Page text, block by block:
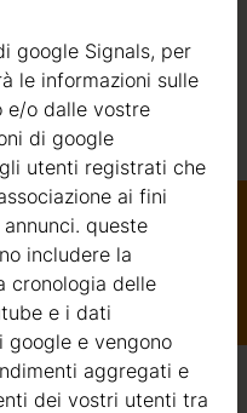
57
42+10
37+10
10
10 gradi
google Signals, per
le informazioni sulle
e/o dalle vostre
di google
utenti registrati che
ai fini
queste
includere la
cronologia delle
e i dati
e vengono
aggregati e
dei vostri utenti tra